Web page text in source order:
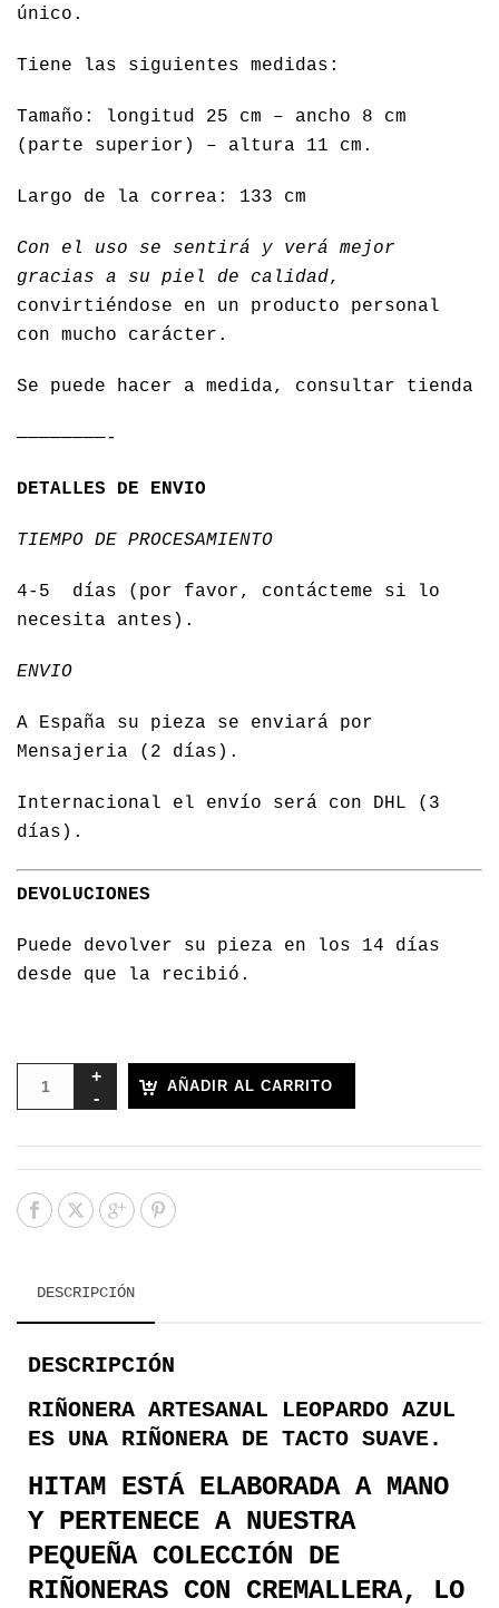
único.
Tiene las siguientes medidas:
Tamaño: longitud 25 cm – ancho 8 cm
(parte superior) – altura 11 cm.
Largo de la correa: 133 cm
Con el uso se sentirá y verá mejor
gracias a su piel de calidad,
convirtiéndose en un producto personal
con mucho carácter.
Se puede hacer a medida, consultar tienda
————————-
DETALLES DE ENVIO
TIEMPO DE PROCESAMIENTO
4-5 días (por favor, contácteme si lo
necesita antes).
ENVIO
A España su pieza se enviará por
Mensajeria (2 días).
Internacional el envío será con DHL (3
días).
DEVOLUCIONES
Puede devolver su pieza en los 14 días
desde que la recibió.
AÑADIR AL CARRITO
DESCRIPCIÓN
DESCRIPCIÓN
RIÑONERA ARTESANAL LEOPARDO AZUL
ES UNA RIÑONERA DE TACTO SUAVE.
HITAM ESTÁ ELABORADA A MANO
Y PERTENECE A NUESTRA
PEQUEÑA COLECCIÓN DE
RIÑONERAS CON CREMALLERA, LO